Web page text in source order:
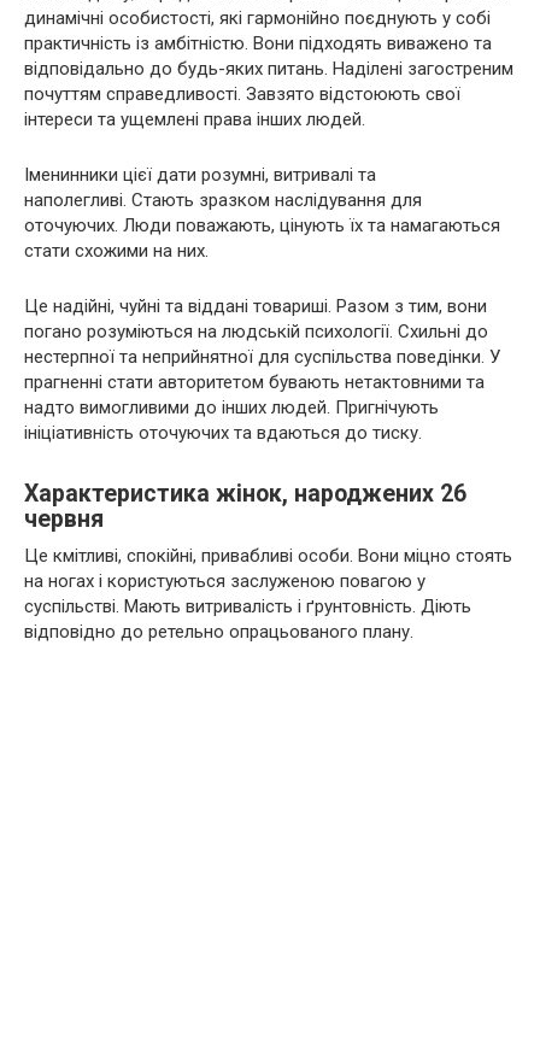
динамічні особистості, які гармонійно поєднують у собі
практичність із амбітністю. Вони підходять виважено та
відповідально до будь-яких питань. Наділені загостреним
почуттям справедливості. Завзято відстоюють свої
інтереси та ущемлені права інших людей.
Іменинники цієї дати розумні, витривалі та
наполегливі. Стають зразком наслідування для
оточуючих. Люди поважають, цінують їх та намагаються
стати схожими на них.
Це надійні, чуйні та віддані товариші. Разом з тим, вони
погано розуміються на людській психології. Схильні до
нестерпної та неприйнятної для суспільства поведінки. У
прагненні стати авторитетом бувають нетактовними та
надто вимогливими до інших людей. Пригнічують
ініціативність оточуючих та вдаються до тиску.
Характеристика жінок, народжених 26
червня
Це кмітливі, спокійні, привабливі особи. Вони міцно стоять
на ногах і користуються заслуженою повагою у
суспільстві. Мають витривалість і ґрунтовність. Діють
відповідно до ретельно опрацьованого плану.